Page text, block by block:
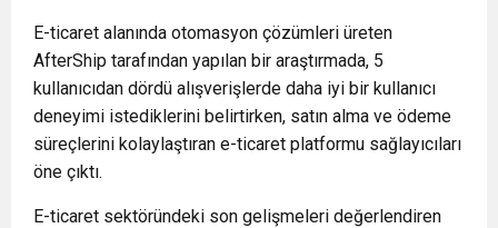
E-ticaret alanında otomasyon çözümleri üreten
AfterShip tarafından yapılan bir araştırmada, 5
kullanıcıdan dördü alışverişlerde daha iyi bir kullanıcı
deneyimi istediklerini belirtirken, satın alma ve ödeme
süreçlerini kolaylaştıran e-ticaret platformu sağlayıcıları
öne çıktı.
E-ticaret sektöründeki son gelişmeleri değerlendiren